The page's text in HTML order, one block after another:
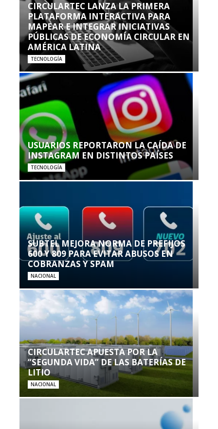
CIRCULARTEC LANZA LA PRIMERA
PLATAFORMA INTERACTIVA PARA
MAPEAR E INTEGRAR INICIATIVAS
PÚBLICAS DE ECONOMÍA CIRCULAR EN
AMÉRICA LATINA
TECNOLOGÍA
USUARIOS REPORTARON LA CAÍDA DE
INSTAGRAM EN DISTINTOS PAÍSES
TECNOLOGÍA
SUBTEL MEJORA NORMA DE PREFIJOS
600 Y 809 PARA EVITAR ABUSOS EN
COBRANZAS Y SPAM
NACIONAL
CIRCULARTEC APUESTA POR LA
“SEGUNDA VIDA” DE LAS BATERÍAS DE
LITIO
NACIONAL